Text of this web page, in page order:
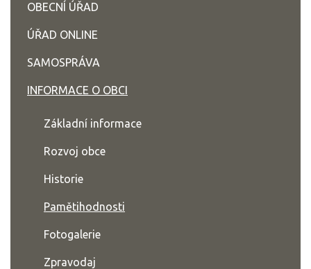
OBECNÍ ÚŘAD
ÚŘAD ONLINE
SAMOSPRÁVA
INFORMACE O OBCI
Základní informace
Rozvoj obce
Historie
Pamětihodnosti
Fotogalerie
Zpravodaj